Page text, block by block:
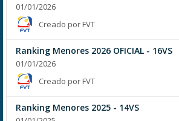
01/01/2026
Creado por FVT
Ranking Menores 2026 OFICIAL - 16VS
01/01/2026
Creado por FVT
Ranking Menores 2025 - 14VS